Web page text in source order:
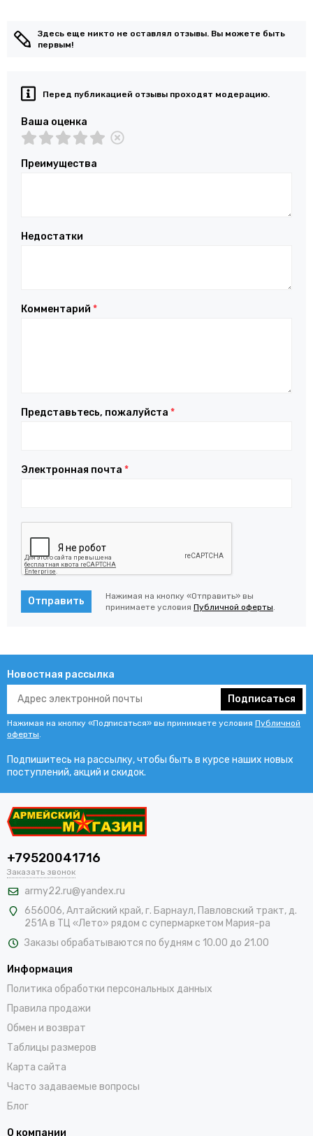
Здесь еще никто не оставлял отзывы. Вы можете быть
первым!
Перед публикацией отзывы проходят модерацию.
Ваша оценка
Преимущества
Недостатки
Комментарий *
Представьтесь, пожалуйста *
Электронная почта *
Отправить
Нажимая на кнопку «Отправить» вы
принимаете условия Публичной оферты.
Новостная рассылка
Подписаться
Нажимая на кнопку «Подписаться» вы принимаете условия Публичной
оферты.
Подпишитесь на рассылку, чтобы быть в курсе наших новых
поступлений, акций и скидок.
+79520041716
Заказать звонок
army22.ru@yandex.ru
656006, Алтайский край,г. Барнаул, Павловский тракт, д.
251А в ТЦ «Лето» рядом с супермаркетом Мария-ра
Заказы обрабатываются по будням с 10.00 до 21.00
Информация
Политика обработки персональных данных
Правила продажи
Обмен и возврат
Таблицы размеров
Карта сайта
Часто задаваемые вопросы
Блог
О компании